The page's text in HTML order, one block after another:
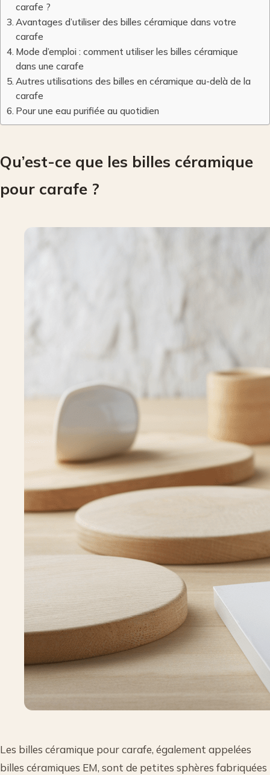
carafe ?
Avantages d’utiliser des billes céramique dans votre
carafe
Mode d’emploi : comment utiliser les billes céramique
dans une carafe
Autres utilisations des billes en céramique au-delà de la
carafe
Pour une eau purifiée au quotidien
Qu’est-ce que les billes céramique
pour carafe ?
Les billes céramique pour carafe, également appelées
billes céramiques EM, sont de petites sphères fabriquées